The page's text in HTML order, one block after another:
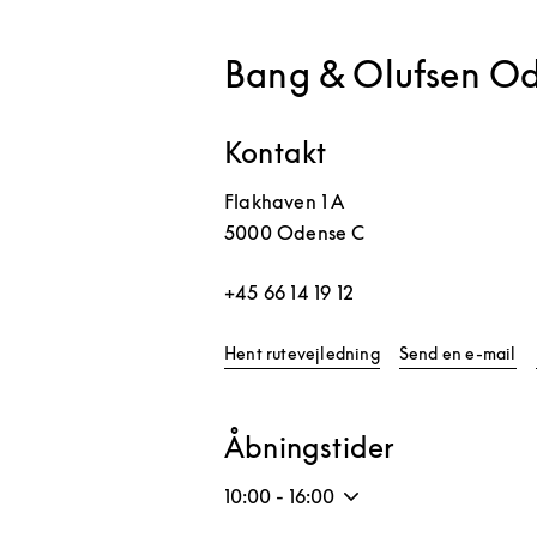
Bang & Olufsen
Kontakt
Flakhaven 1 A
5000 Odense C
+45 66 14 19 12
Hent rutevejledningLink Opens in New
Send en e-mail
Åbningstider
10:00 - 16:00